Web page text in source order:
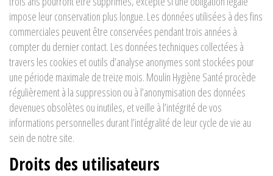
impose leur conservation plus longue. Les données utilisées à des fins
commerciales peuvent être conservées pendant trois années à
compter du dernier contact. Les données techniques collectées à
travers les cookies et outils d’analyse anonymes sont stockées pour
une période maximale de treize mois. Moulin Hygiène Santé procède
régulièrement à la suppression ou à l’anonymisation des données
devenues obsolètes ou inutiles, et veille à l’intégrité de vos
informations personnelles durant l’intégralité de leur cycle de vie au
sein de notre site.
Droits des utilisateurs